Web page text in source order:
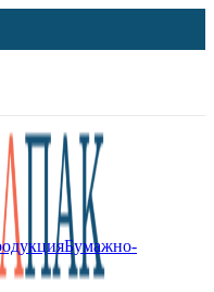
Бумажно-